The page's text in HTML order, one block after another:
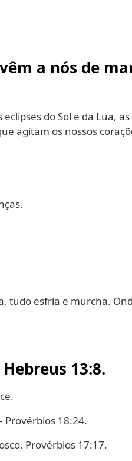
a nós de
do Sol e da Lua,
agitam os nossos
tudo esfria e murcha.
13:8.
Provérbios 18:24.
Provérbios 17:17.